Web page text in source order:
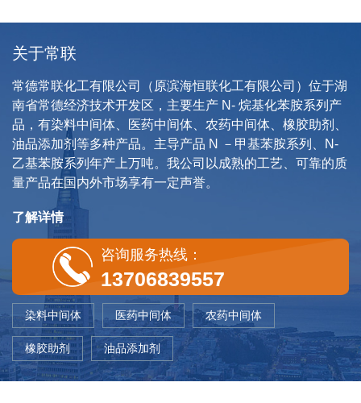
关于常联
常德常联化工有限公司
（原滨海恒联化工有限公司）位于湖
南省常德经济技术开发区，主要生产 N- 烷基化苯胺系列产
品，有染料中间体、医药中间体、农药中间体、橡胶助剂、
油品添加剂等多种产品。主导产品 N －甲基苯胺系列、N-
乙基苯胺系列年产上万吨。我公司以成熟的工艺、可靠的质
量产品在国内外市场享有一定声誉。
了解详情
咨询服务热线：
13706839557
染料中间体 医药中间体 农药中间体
橡胶助剂 油品添加剂